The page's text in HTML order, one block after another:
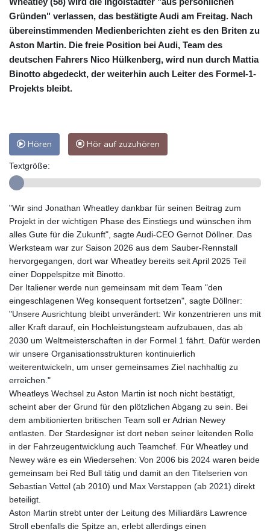
Gründen" verlassen, das bestätigte Audi am Freitag. Nach
übereinstimmenden Medienberichten zieht es den Briten zu
Aston Martin. Die freie Position bei Audi, Team des
deutschen Fahrers Nico Hülkenberg, wird nun durch Mattia
Binotto abgedeckt, der weiterhin auch Leiter des Formel-1-
Projekts bleibt.
Hören Hör auf zuzuhören
Textgröße:
"Wir sind Jonathan Wheatley dankbar für seinen Beitrag zum
Projekt in der wichtigen Phase des Einstiegs und wünschen ihm
alles Gute für die Zukunft", sagte Audi-CEO Gernot Döllner. Das
Werksteam war zur Saison 2026 aus dem Sauber-Rennstall
hervorgegangen, dort war Wheatley bereits seit April 2025 Teil
einer Doppelspitze mit Binotto.
Der Italiener werde nun gemeinsam mit dem Team "den
eingeschlagenen Weg konsequent fortsetzen", sagte Döllner:
"Unsere Ausrichtung bleibt unverändert: Wir konzentrieren uns mit
aller Kraft darauf, ein Hochleistungsteam aufzubauen, das ab
2030 um Weltmeisterschaften in der Formel 1 fährt. Dafür werden
wir unsere Organisationsstrukturen kontinuierlich
weiterentwickeln, um unser gemeinsames Ziel nachhaltig zu
erreichen."
Wheatleys Wechsel zu Aston Martin ist noch nicht bestätigt,
scheint aber der Grund für den plötzlichen Abgang zu sein. Bei
dem ambitionierten britischen Team soll er Adrian Newey
entlasten. Der Stardesigner ist dort neben seiner leitenden Rolle
in der Fahrzeugentwicklung auch Teamchef. Für Wheatley und
Newey wäre es ein Wiedersehen: Von 2006 bis 2024 waren beide
gemeinsam bei Red Bull tätig und damit an den Titelserien von
Sebastian Vettel (ab 2010) und Max Verstappen (ab 2021) direkt
beteiligt.
Aston Martin strebt unter der Leitung des Milliardärs Lawrence
Stroll ebenfalls die Spitze an, erlebt allerdings einen